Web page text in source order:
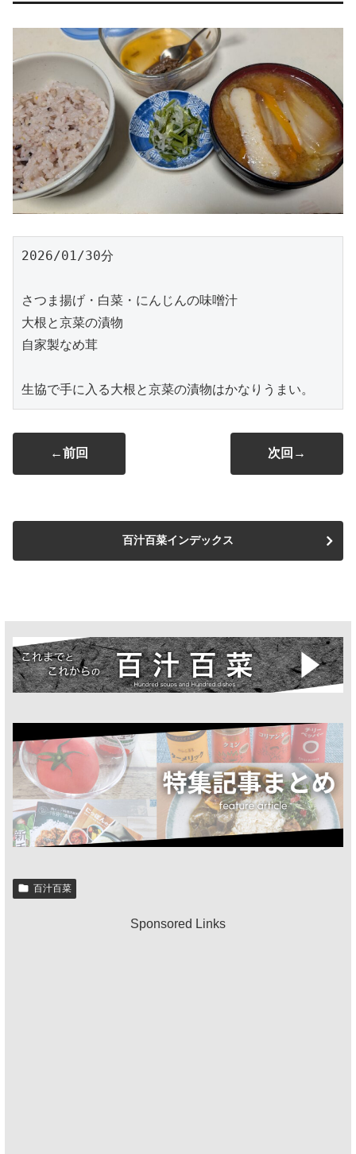
2026/01/30分
さつま揚げ・白菜・にんじんの味噌汁
大根と京菜の漬物
自家製なめ茸
生協で手に入る大根と京菜の漬物はかなりうまい。
←前回 次回→
百汁百菜インデックス
百汁百菜
Sponsored Links